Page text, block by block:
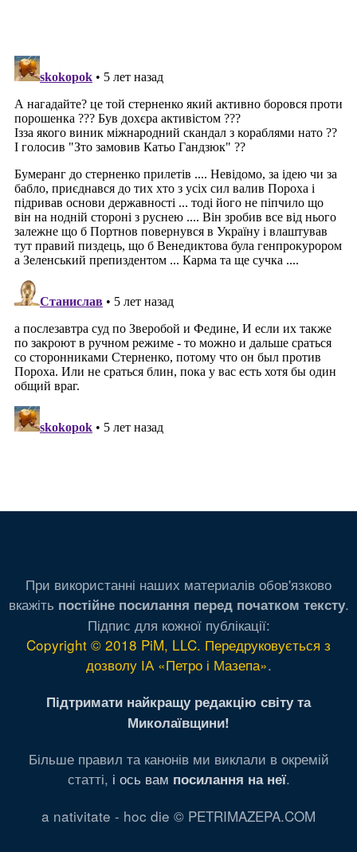
При використанні наших материалів обов'язково
вкажіть постійне посилання перед початком тексту.
Підпис для кожної публікації:
Copyright © 2018 PiM, LLC. Передруковується з
дозволу ІА «Петро і Мазепа».
Підтримати найкращу редакцію світу та
Миколаївщини!
Більше правил та канонів ми виклали в окремій
статті, і ось вам посилання на неї.
a nativitate - hoc die © PETRIMAZEPA.COM